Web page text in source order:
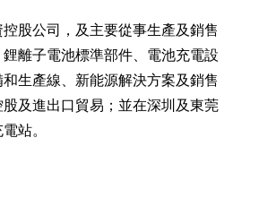
股公司，及主要從事生產及銷售
離子電池標準部件、電池充電設
生產線、新能源解決方案及銷售
及進出口貿易；並在深圳及東莞
站。